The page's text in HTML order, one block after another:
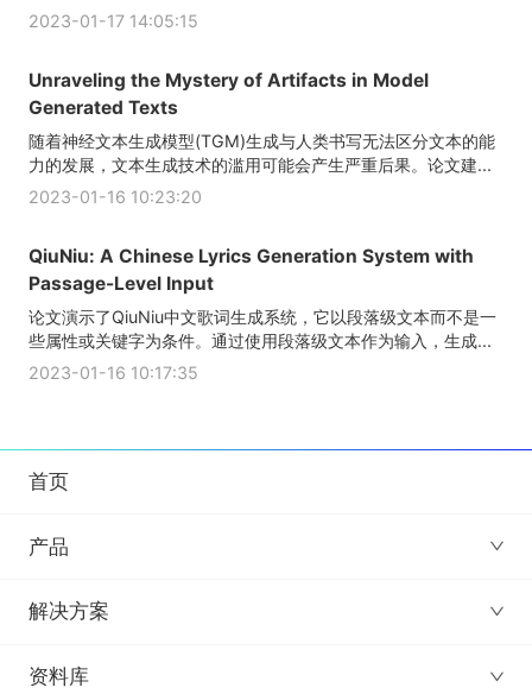
2023-01-17 14:05:15
Unraveling the Mystery of Artifacts in Model
Generated Texts
随着神经文本生成模型(TGM)生成与人类书写无法区分文本的能
力的发展，文本生成技术的滥用可能会产生严重后果。论文建...
2023-01-16 10:23:20
QiuNiu: A Chinese Lyrics Generation System with
Passage-Level Input
论文演示了QiuNiu中文歌词生成系统，它以段落级文本而不是一
些属性或关键字为条件。通过使用段落级文本作为输入，生成...
2023-01-16 10:17:35
首页
产品
解决方案
资料库